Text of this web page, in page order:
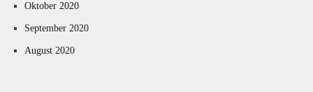
Oktober 2020
September 2020
August 2020